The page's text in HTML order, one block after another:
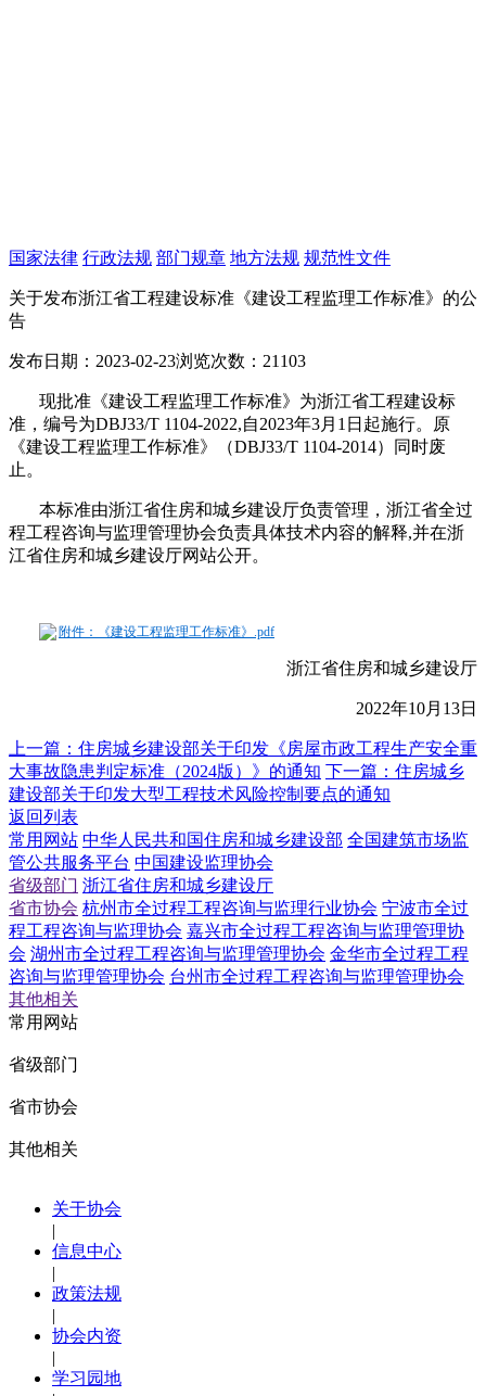
国家法律 行政法规 部门规章 地方法规 规范性文件
关于发布浙江省工程建设标准《建设工程监理工作标准》的公
告
发布日期：2023-02-23浏览次数：21103
现批准《建设工程监理工作标准》为浙江省工程建设标
准，编号为DBJ33/T 1104-2022,自2023年3月1日起施行。原
《建设工程监理工作标准》（DBJ33/T 1104-2014）同时废
止。
本标准由浙江省住房和城乡建设厅负责管理，浙江省全过
程工程咨询与监理管理协会负责具体技术内容的解释,并在浙
江省住房和城乡建设厅网站公开。
附件：《建设工程监理工作标准》.pdf
浙江省住房和城乡建设厅
2022年10月13日
上一篇： 住房城乡建设部关于印发《房屋市政工程生产安全重
大事故隐患判定标准（2024版）》的通知 下一篇： 住房城乡
建设部关于印发大型工程技术风险控制要点的通知
返回列表
常用网站 中华人民共和国住房和城乡建设部 全国建筑市场监
管公共服务平台 中国建设监理协会
省级部门 浙江省住房和城乡建设厅
省市协会 杭州市全过程工程咨询与监理行业协会 宁波市全过
程工程咨询与监理协会 嘉兴市全过程工程咨询与监理管理协
会 湖州市全过程工程咨询与监理管理协会 金华市全过程工程
咨询与监理管理协会 台州市全过程工程咨询与监理管理协会
其他相关
常用网站
省级部门
省市协会
其他相关
关于协会
|
信息中心
|
政策法规
|
协会内资
|
学习园地